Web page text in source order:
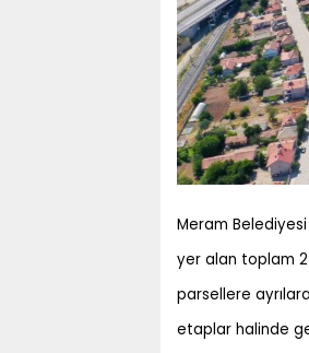
Meram Belediyesi
yer alan toplam
parsellere
etaplar halinde